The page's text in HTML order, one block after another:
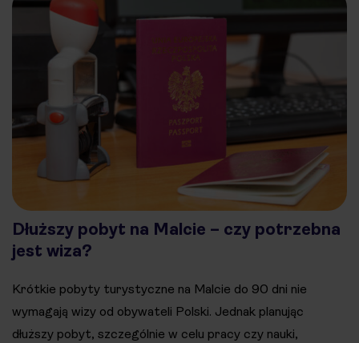
Dłuższy pobyt na Malcie – czy potrzebna
jest wiza?
Krótkie pobyty turystyczne na Malcie do 90 dni nie
wymagają wizy od obywateli Polski. Jednak planując
dłuższy pobyt, szczególnie w celu pracy czy nauki,